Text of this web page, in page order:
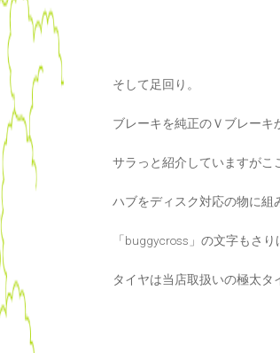
そして足回り。
ブレーキを純正のＶブレーキ
サラっと紹介していますがこ
ハブをディスク対応の物に組
「buggycross」の文字もさ
タイヤは当店取扱いの極太タ